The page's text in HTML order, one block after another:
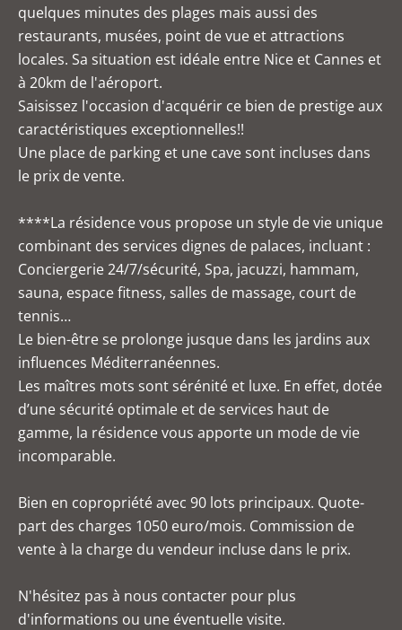
quelques minutes des plages mais aussi des
restaurants, musées, point de vue et attractions
locales. Sa situation est idéale entre Nice et Cannes et
à 20km de l'aéroport.
Saisissez l'occasion d'acquérir ce bien de prestige aux
caractéristiques exceptionnelles!!
Une place de parking et une cave sont incluses dans
le prix de vente.
****La résidence vous propose un style de vie unique
combinant des services dignes de palaces, incluant :
Conciergerie 24/7/sécurité, Spa, jacuzzi, hammam,
sauna, espace fitness, salles de massage, court de
tennis…
Le bien-être se prolonge jusque dans les jardins aux
influences Méditerranéennes.
Les maîtres mots sont sérénité et luxe. En effet, dotée
d’une sécurité optimale et de services haut de
gamme, la résidence vous apporte un mode de vie
incomparable.
Bien en copropriété avec 90 lots principaux. Quote-
part des charges 1050 euro/mois. Commission de
vente à la charge du vendeur incluse dans le prix.
N'hésitez pas à nous contacter pour plus
d'informations ou une éventuelle visite.